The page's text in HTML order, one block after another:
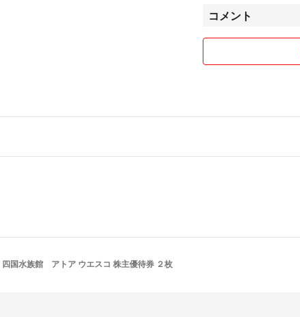
コメント
四国水族館 アトア ウエスコ 株主優待券 ２枚